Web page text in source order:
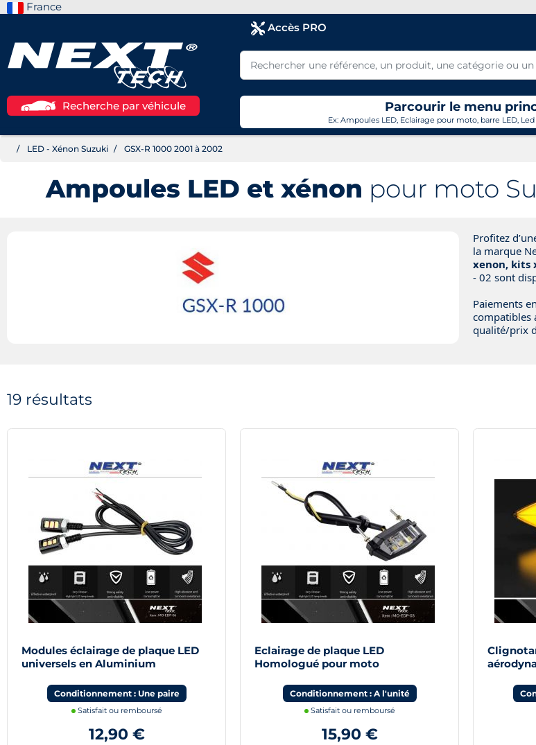
France
Accès PRO
Recherche par véhicule Parcourir le menu
Ex: Ampoules LED, Eclairage pour moto, barre LED, Led
LED - Xénon Suzuki GSX-R 1000 2001 à 2002
Ampoules LED et xénon pour moto
Profitez
la marque
xenon, kits
- 02 sont
Paiements
compatibles
qualité/prix
19 résultats
Modules éclairage de plaque LED
universels en Aluminium
Conditionnement : Une paire
Satisfait ou remboursé
12,90 €
Eclairage de plaque LED
Homologué pour moto
Conditionnement : A l'unité
Satisfait ou remboursé
15,90 €